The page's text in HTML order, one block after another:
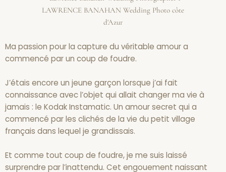
Ma passion pour la capture du véritable amour a
commencé par un coup de foudre.
J’étais encore un jeune garçon lorsque j’ai fait
connaissance avec l’objet qui allait changer ma vie à
jamais : le Kodak Instamatic. Un amour secret qui a
commencé par les clichés de la vie du petit village
français dans lequel je grandissais.
Et comme tout coup de foudre, je me suis laissé
surprendre par l’inattendu. Cet engouement naissant